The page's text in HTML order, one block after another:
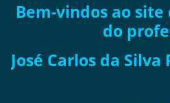
Bem-vindos ao
do
José Carlos da Silva